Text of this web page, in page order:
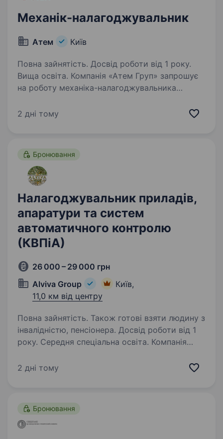
Механік-налагоджувальник
Атем Київ
Повна зайнятість. Досвід роботи від 1 року.
Вища освіта. Компанія «Атем Груп» запрошує
на роботу механіка-налагоджувальника
відповідальну, дисципліновану та працелюбну
2 дні тому
Бронювання
Налагоджувальник приладів,
апаратури та систем
автоматичного контролю
(КВПіА)
26 000 – 29 000 грн
Alviva Group
Київ,
11,0 км від центру
Повна зайнятість. Також готові взяти людину з
інвалідністю, пенсіонера. Досвід роботи від 1
року. Середня спеціальна освіта. Компанія
хлібобулочних виробів у місті Київ запрошує
2 дні тому
Бронювання